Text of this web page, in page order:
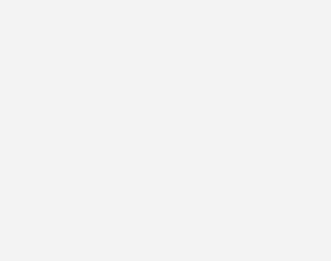
favoris